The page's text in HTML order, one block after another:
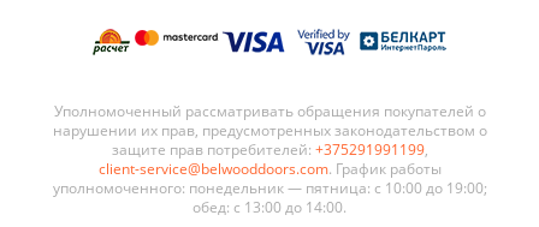
Уполномоченный рассматривать обращения покупателей о
нарушении их прав, предусмотренных законодательством о
защите прав потребителей: +375291991199,
client-service@belwooddoors.com. График работы
уполномоченного: понедельник — пятница: с 10:00 до 19:00;
обед: с 13:00 до 14:00.